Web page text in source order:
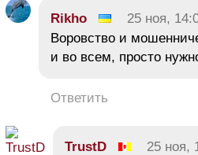
Rikho 25 ноя,
Воровство и
и во всем, просто
Ответить
TrustD 25 ноя,